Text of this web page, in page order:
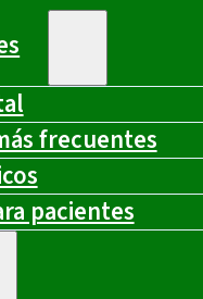
frecuentes
pacientes